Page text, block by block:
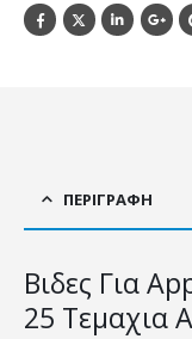
ΠΕΡΙΓΡΑΦΉ
Βιδες Για
25 Τεμαχια